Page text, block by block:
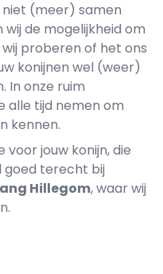
niet (meer) samen
wij de mogelijkheid om
proberen of het ons
konijnen wel (weer)
In onze ruim
alle tijd nemen om
kennen.
voor jouw konijn, die
goed terecht bij
Hillegom, waar wij